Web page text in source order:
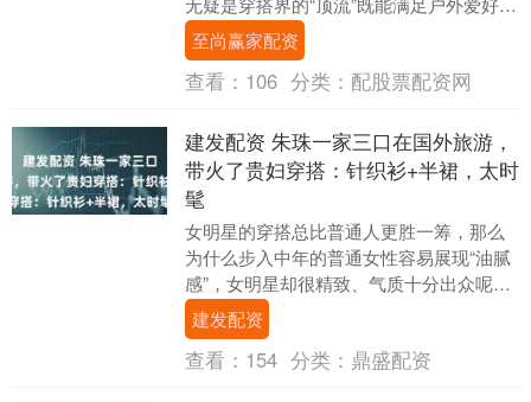
翻山越岭、应对多变天气的需求，又能轻
松融入....
至尚赢家配资
查看： 106 分类： 配股票配资网
建发配资 朱珠一家三口在国外旅游，
带火了贵妇穿搭：针织衫+半裙，太时
髦
女明星的穿搭总比普通人更胜一筹，那么
为什么步入中年的普通女性容易展现“油腻
感”，女明星却很精致、气质十分出众呢？
细细想来，原因在穿搭上，只有会穿的
人，才能让自己....
建发配资
查看： 154 分类： 鼎盛配资